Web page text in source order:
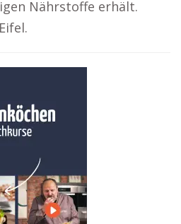
Nährstoffe erhält.